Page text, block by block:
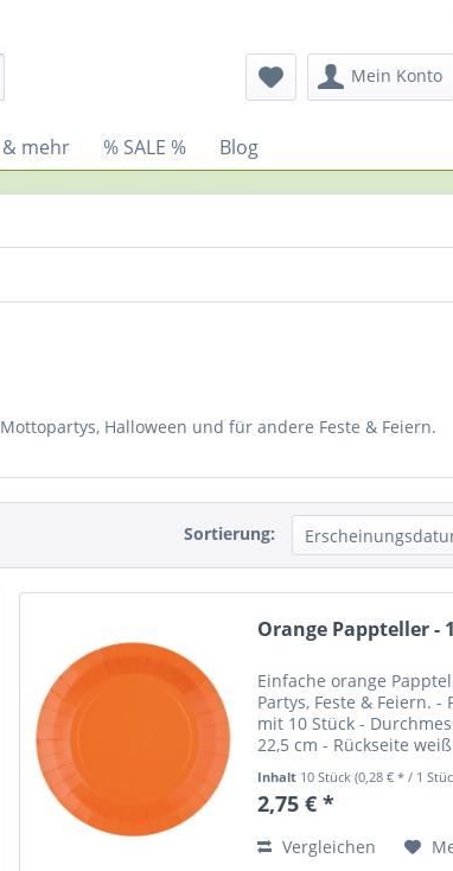
Mein Konto
& mehr % SALE % Blog
Halloween und für andere Feste & Feiern.
Sortierung:
Orange Pappteller -
Einfache orange
Partys, Feste & Feiern. -
mit 10 Stück -
22,5 cm - Rückseite
(FSC Mix) -
Party Hop - Dein Party-
Inhalt 10 Stück(0,28 € * / 1
2,75 € *
Vergleichen